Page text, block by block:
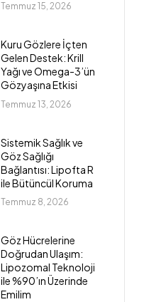
Temmuz 15, 2026
Kuru Gözlere İçten
Gelen Destek: Krill
Yağı ve Omega-3’ün
Gözyaşına Etkisi
Temmuz 13, 2026
Sistemik Sağlık ve
Göz Sağlığı
Bağlantısı: Lipofta R
ile Bütüncül Koruma
Temmuz 8, 2026
Göz Hücrelerine
Doğrudan Ulaşım:
Lipozomal Teknoloji
ile %90’ın Üzerinde
Emilim